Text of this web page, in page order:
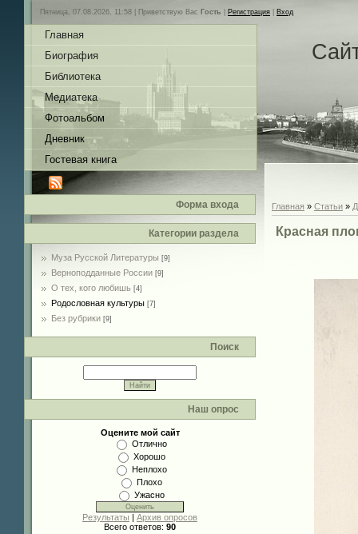
Пятница, 07.08.2026, 11:58 | Приветствую Вас Гость Регистрация Вход
Главная
Биография
Библиотека
Медиатека
Фотоальбом
Дневник
Гостевая книга
Форма входа
Категории раздела
Муза Русской Литературы [9]
Верноподданные России [9]
О тех, кого любишь [4]
Родословная культуры [7]
Без рубрики [9]
Поиск
Наш опрос
Оцените мой сайт
Отлично
Хорошо
Неплохо
Плохо
Ужасно
Результаты | Архив опросов
Всего ответов: 90
Главная » Статьи »
Красная